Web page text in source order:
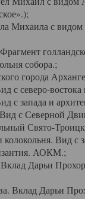
Михаила с
собора.;
города
северо-востока
с запада и
с Северной
Свято-
Вид с
АОКМ.;
Дарьи
Вклад Дарьи